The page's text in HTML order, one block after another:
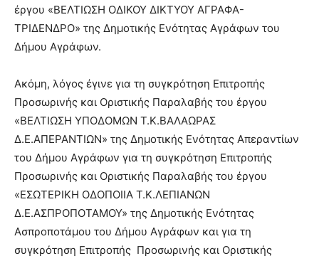
έργου «ΒΕΛΤΙΩΣΗ ΟΔΙΚΟΥ ΔΙΚΤΥΟΥ ΑΓΡΑΦΑ-
ΤΡΙΔΕΝΔΡΟ» της Δημοτικής Ενότητας Αγράφων του
Δήμου Αγράφων.
Ακόμη, λόγος έγινε για τη συγκρότηση Επιτροπής
Προσωρινής και Οριστικής Παραλαβής του έργου
«ΒΕΛΤΙΩΣΗ ΥΠΟΔΟΜΩΝ Τ.Κ.ΒΑΛΑΩΡΑΣ
Δ.Ε.ΑΠΕΡΑΝΤΙΩΝ» της Δημοτικής Ενότητας Απεραντίων
του Δήμου Αγράφων για τη συγκρότηση Επιτροπής
Προσωρινής και Οριστικής Παραλαβής του έργου
«ΕΣΩΤΕΡΙΚΗ ΟΔΟΠΟΙΙΑ Τ.Κ.ΛΕΠΙΑΝΩΝ
Δ.Ε.ΑΣΠΡΟΠΟΤΑΜΟΥ» της Δημοτικής Ενότητας
Ασπροποτάμου του Δήμου Αγράφων και για τη
συγκρότηση Επιτροπής Προσωρινής και Οριστικής